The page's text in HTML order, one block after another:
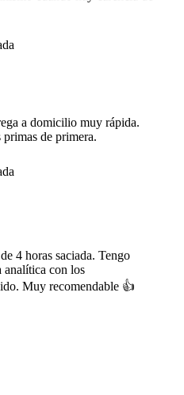
a domicilio muy rápida.
de primera.
4 horas saciada. Tengo
con los
Muy recomendable 👍